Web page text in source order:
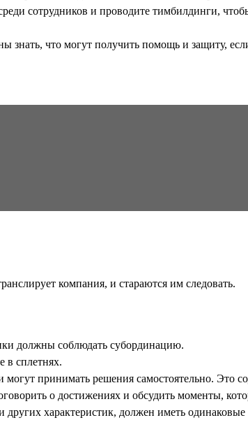
сотрудников и проводите тимбилдинги,
что могут получить помощь и защиту,
компания, и стараются им следовать.
должны соблюдать субординацию.
в сплетнях.
принимать решения самостоятельно. Это
о достижениях и обсудить моменты,
характеристик, должен иметь